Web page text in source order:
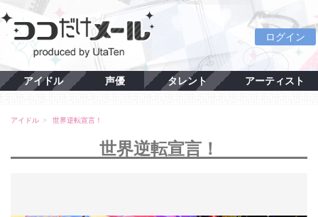
ログイン
アイドル 声優 タレント アーティスト
アイドル 世界逆転宣言！
世界逆転宣言！